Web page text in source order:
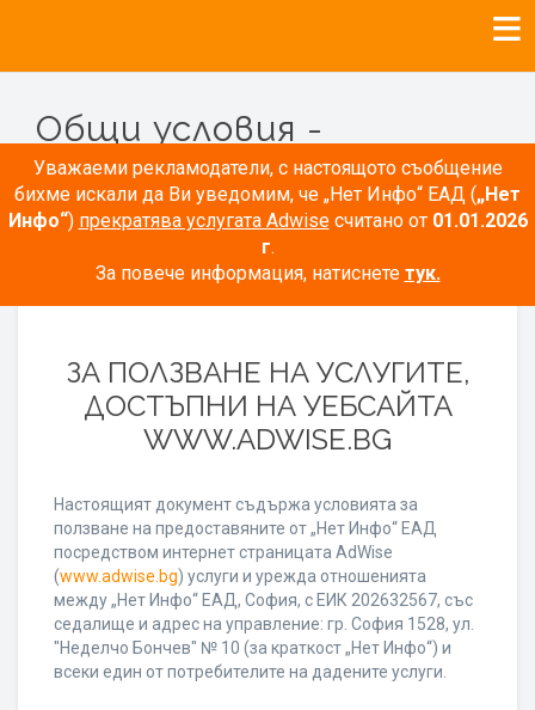
Уважаеми рекламодатели, с настоящото съобщение
бихме искали да Ви уведомим, че „Нет Инфо“ ЕАД („Нет
Инфо“) прекратява услугата Adwiseсчитано от 01.01.2026
г.
За повече информация, натиснете тук.
Общи условия -
Рекламодатели
ОБЩИ УСЛОВИЯ
ЗА ПОЛЗВАНЕ НА УСЛУГИТЕ,
ДОСТЪПНИ НА УЕБСАЙТА
WWW.ADWISE.BG
Настоящият документ съдържа условията за
ползване на предоставяните от „Нет Инфо“ ЕАД
посредством интернет страницата AdWise
(www.adwise.bg) услуги и урежда отношенията
между „Нет Инфо“ ЕАД, София, с ЕИК 202632567, със
седалище и адрес на управление: гр. София 1528, ул.
"Неделчо Бончев" № 10 (за краткост „Нет Инфо“) и
всеки един от потребителите на дадените услуги.